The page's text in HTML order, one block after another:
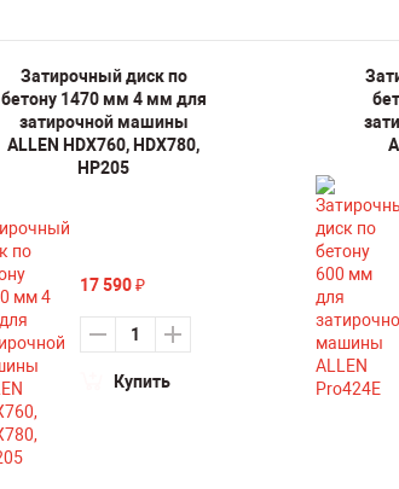
Затирочный диск по
бетону 1470 мм 4 мм для
затирочной машины
ALLEN HDX760, HDX780,
HP205
17 590 ₽
Купить